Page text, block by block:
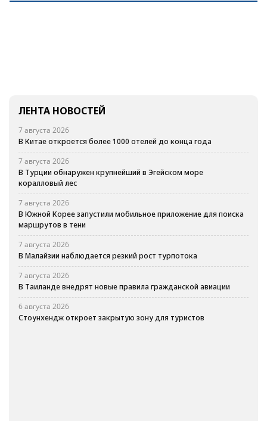
ЛЕНТА НОВОСТЕЙ
7 августа 2026
В Китае откроется более 1000 отелей до конца года
7 августа 2026
В Турции обнаружен крупнейший в Эгейском море
коралловый лес
7 августа 2026
В Южной Корее запустили мобильное приложение для поиска
маршрутов в тени
7 августа 2026
В Малайзии наблюдается резкий рост турпотока
7 августа 2026
В Таиланде внедрят новые правила гражданской авиации
6 августа 2026
Стоунхендж откроет закрытую зону для туристов